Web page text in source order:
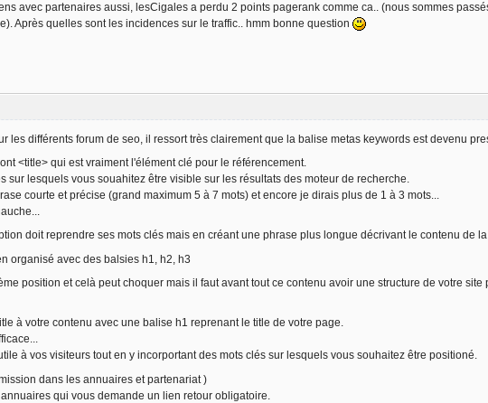
avec partenaires aussi, lesCigales a perdu 2 points pagerank comme ca.. (nous sommes
Après quelles sont les incidences sur le traffic.. hmm bonne question
les différents forum de seo, il ressort très clairement que la balise metas keywords est devenu
<title> qui est vraiment l'élément clé pour le référencement.
sur lesquels vous souahitez être visible sur les résultats des moteur de recherche.
courte et précise (grand maximum 5 à 7 mots) et encore je dirais plus de 1 à 3 mots...
doit reprendre ses mots clés mais en créant une phrase plus longue décrivant le contenu de
organisé avec des balsies h1, h2, h3
position et celà peut choquer mais il faut avant tout ce contenu avoir une structure de votre site
à votre contenu avec une balise h1 reprenant le title de votre page.
à vos visiteurs tout en y incorportant des mots clés sur lesquels vous souhaitez être positioné.
dans les annuaires et partenariat )
qui vous demande un lien retour obligatoire.